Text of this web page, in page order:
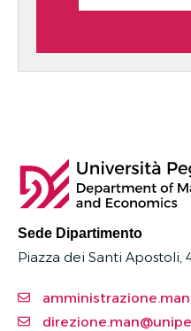
Sede Dipartimento
Piazza dei Santi Apostoli,